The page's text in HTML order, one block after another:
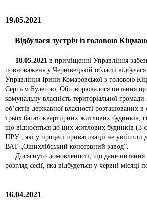
19.05.2021
Відбулася зустріч із головою
18.05.2021 в приміщенні Управління
повноважень у Чернівецькій області
Управління Ірини Комаровської з головою
Сергієм Булегою. Обговорювалося питання
комунальну власність територіальної
об’єктів державної власності розташованих
трьох багатоквартирних житлових будинків,
що відносяться до цих житлових будинків (3
ПРУ , які у процесі приватизації не увійшли
ВАТ „Ошихлібський консервний завод”.
Досягнуто домовленості, що дане питання
розгляд сесії, яка відбудеться у червні місяці
16.04.2021